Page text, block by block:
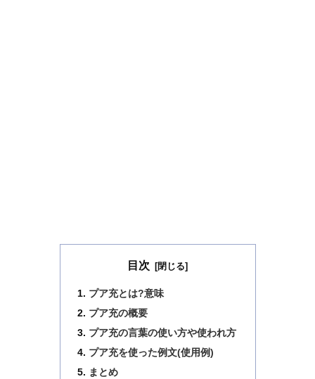
目次
プア充とは?意味
プア充の概要
プア充の言葉の使い方や使われ方
プア充を使った例文(使用例)
まとめ